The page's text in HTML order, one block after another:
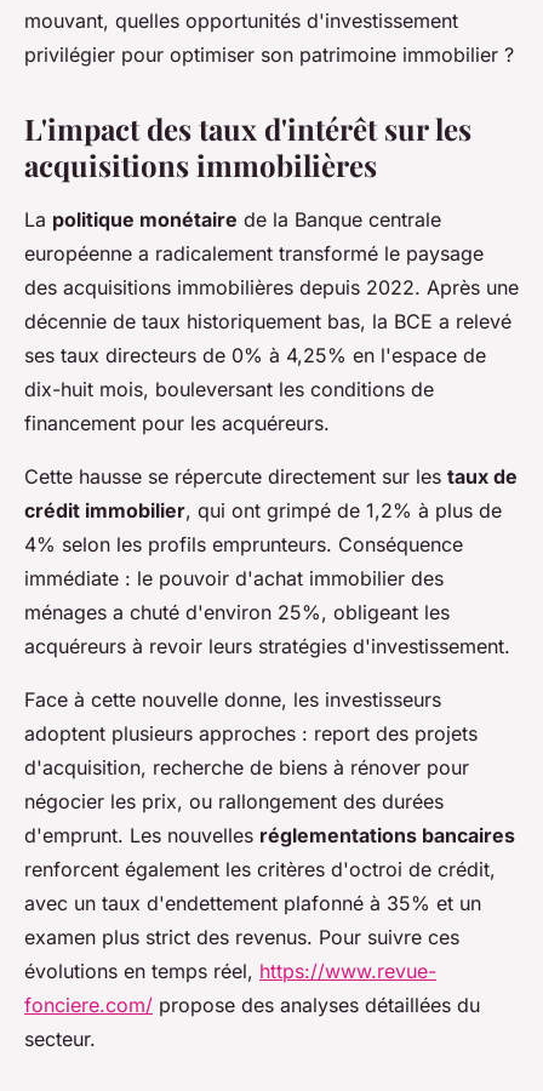
mouvant, quelles opportunités d'investissement
privilégier pour optimiser son patrimoine immobilier ?
L'impact des taux d'intérêt sur les
acquisitions immobilières
La politique monétaire de la Banque centrale
européenne a radicalement transformé le paysage
des acquisitions immobilières depuis 2022. Après une
décennie de taux historiquement bas, la BCE a relevé
ses taux directeurs de 0% à 4,25% en l'espace de
dix-huit mois, bouleversant les conditions de
financement pour les acquéreurs.
Cette hausse se répercute directement sur les taux de
crédit immobilier, qui ont grimpé de 1,2% à plus de
4% selon les profils emprunteurs. Conséquence
immédiate : le pouvoir d'achat immobilier des
ménages a chuté d'environ 25%, obligeant les
acquéreurs à revoir leurs stratégies d'investissement.
Face à cette nouvelle donne, les investisseurs
adoptent plusieurs approches : report des projets
d'acquisition, recherche de biens à rénover pour
négocier les prix, ou rallongement des durées
d'emprunt. Les nouvelles réglementations bancaires
renforcent également les critères d'octroi de crédit,
avec un taux d'endettement plafonné à 35% et un
examen plus strict des revenus. Pour suivre ces
évolutions en temps réel, https://www.revue-
fonciere.com/ propose des analyses détaillées du
secteur.